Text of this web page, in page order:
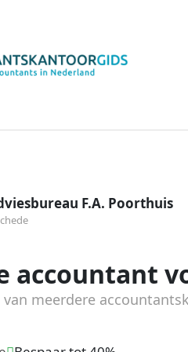
F.A. Poorthuis
accountant
meerdere